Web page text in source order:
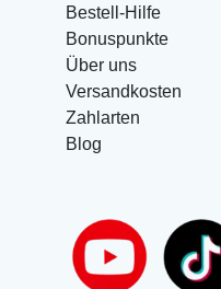
Bestell-Hilfe
Bonuspunkte
Über uns
Versandkosten
Zahlarten
Blog